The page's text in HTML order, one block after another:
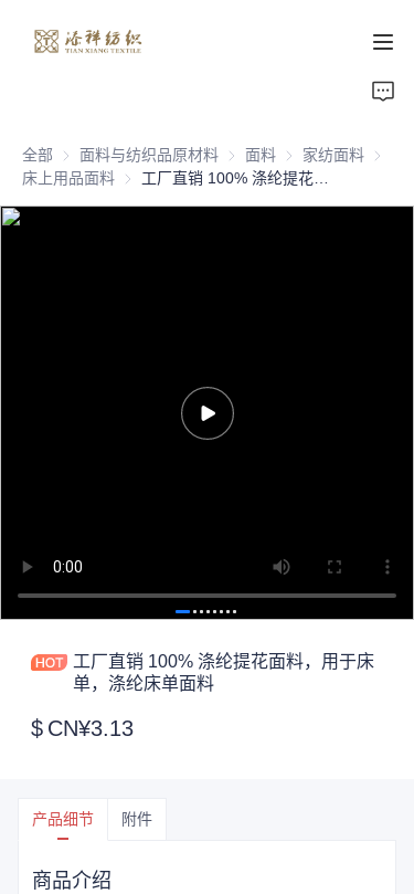
全部 面料与纺织品原材料 面料与纺织品原材料
面料 面料家纺面料 家纺面
床上用品面料 床上用品面料
工厂直销 100% 涤纶提花面料，用于床
单，涤纶床单面料
$ CN¥3.13
产品细节 附件
商品介绍
关于我们